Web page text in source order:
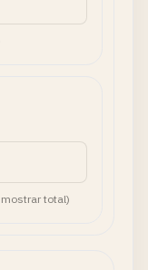
total)